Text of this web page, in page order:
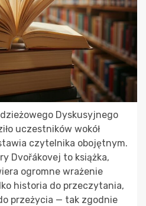
Dyskusyjnego
uczestników wokół
czytelnika obojętnym.
Dvořákovej to książka,
ogromne wrażenie
historia do przeczytania,
przeżycia — tak zgodnie